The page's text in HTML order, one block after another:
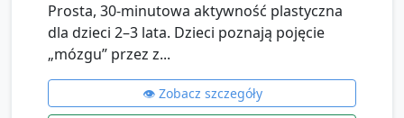
Prosta, 30‑minutowa aktywność plastyczna
dla dzieci 2–3 lata. Dzieci poznają pojęcie
„mózgu” przez z...
👁️ Zobacz szczegóły